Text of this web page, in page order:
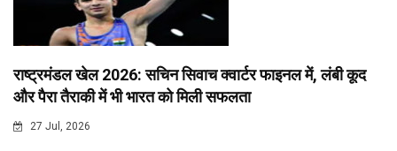
राष्ट्रमंडल खेल 2026: सचिन सिवाच क्वार्टर फाइनल में, लंबी कूद
और पैरा तैराकी में भी भारत को मिली सफलता
27 Jul, 2026